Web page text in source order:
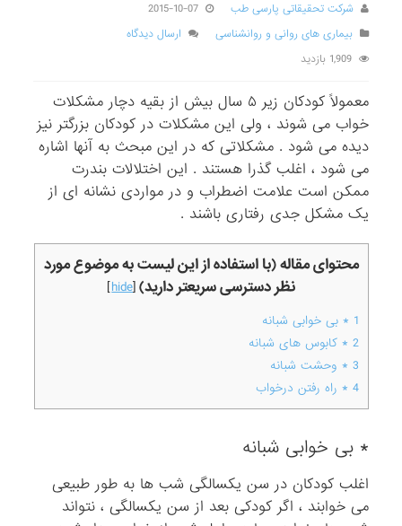
شرکت تحقیقاتی پارسی طب
2015-10-07
بیماری های روانی و روانشناسی
ارسال دیدگاه
1,909 بازدید
معمولاً کودکان زیر ۵ سال بیش از بقیه دچار مشکلات
خواب می شوند ، ولی این مشکلات در کودکان بزرگتر نیز
دیده می شود . مشکلاتی که در این مبحث به آنها اشاره
می شود ، اغلب گذرا هستند . این اختلالات بندرت
ممکن است علامت اضطراب و در مواردی نشانه ای از
یک مشکل جدی رفتاری باشند .
محتوای مقاله (با استفاده از این لیست به موضوع مورد
نظر دسترسی سریعتر دارید)[
hide
]
1 * بی خوابی شبانه
2 *‌ کابوس های شبانه
3 * وحشت شبانه
4 * راه رفتن درخواب
* بی خوابی شبانه
اغلب کودکان در سن یکسالگی شب ها به طور طبیعی
می خوابند ، اگر کودکی بعد از سن یکسالگی ، نتواند